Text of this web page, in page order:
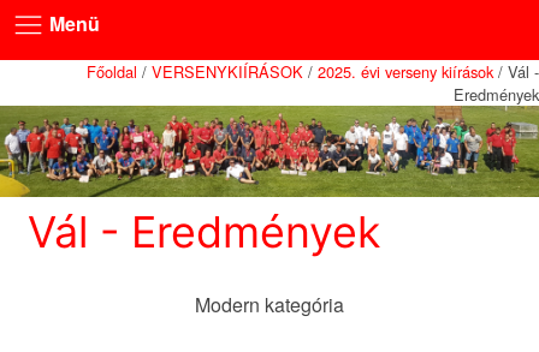
Menü
Főoldal / VERSENYKIÍRÁSOK / 2025. évi verseny kiírások/ Vál -
Eredmények
Vál - Eredmények
Modern kategória